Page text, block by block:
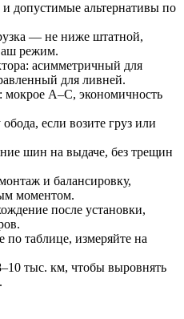
допустимые альтернативы по
— не ниже штатной,
режим.
асимметричный для
для ливней.
A–C, экономичность
если возите груз или
шин на выдаче, без трещин
и балансировку,
моментом.
после установки,
таблице, измеряйте на
тыс. км, чтобы выровнять